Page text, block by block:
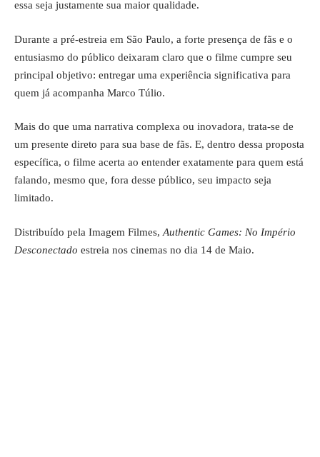
essa seja justamente sua maior qualidade.
Durante a pré-estreia em São Paulo, a forte presença de fãs e o
entusiasmo do público deixaram claro que o filme cumpre seu
principal objetivo: entregar uma experiência significativa para
quem já acompanha Marco Túlio.
Mais do que uma narrativa complexa ou inovadora, trata-se de
um presente direto para sua base de fãs. E, dentro dessa proposta
específica, o filme acerta ao entender exatamente para quem está
falando, mesmo que, fora desse público, seu impacto seja
limitado.
Distribuído pela Imagem Filmes, Authentic Games: No Império
Desconectado estreia nos cinemas no dia 14 de Maio.